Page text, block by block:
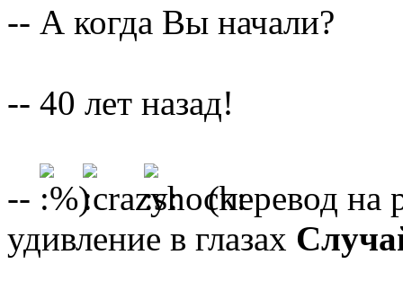
-- А когда Вы начали?
-- 40 лет назад!
--
(перевод на
удивление в глазах